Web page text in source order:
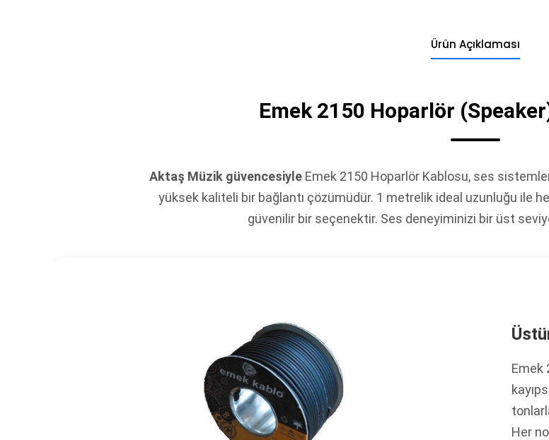
Ürün Açıklaması
Emek 2150 Hoparlör
Aktaş Müzik güvencesiyle Emek 2150 Hoparlör Kablosu, ses
yüksek kaliteli bir bağlantı çözümüdür. 1 metrelik ideal uzunluğu ile
güvenilir bir seçenektir. Ses deneyiminizi bir üst
Emek
Her